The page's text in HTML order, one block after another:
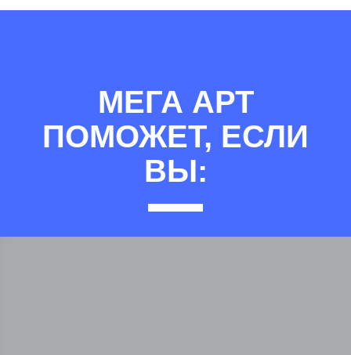
МЕГА АРТ
ПОМОЖЕТ, ЕСЛИ
ВЫ: